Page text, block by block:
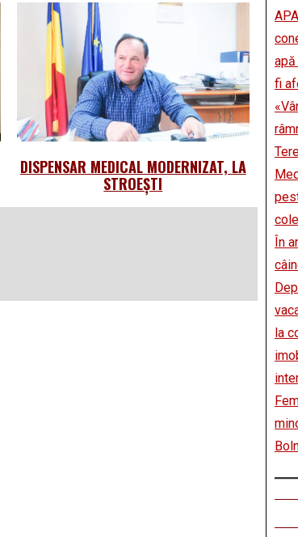
DISPENSAR MEDICAL MODERNIZAT, LA
STROEȘTI
fi
În
la